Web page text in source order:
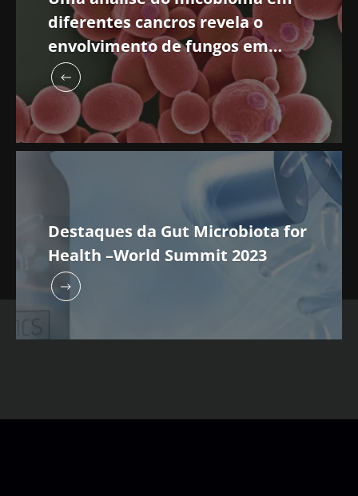
diferentes cancros revela o
envolvimento de fungos em
tumores gastrointestinais e
pulmonares
Destaques da Gut Microbiota for
Health –World Summit 2023